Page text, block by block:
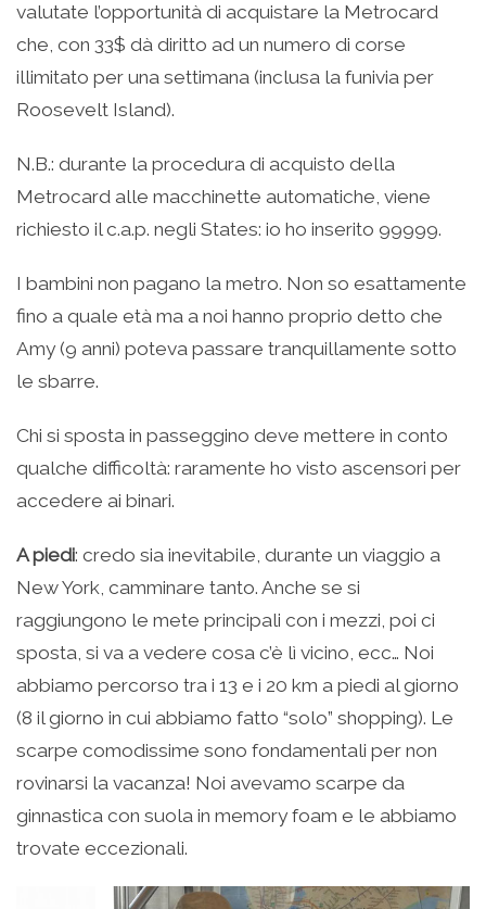
valutate l’opportunità di acquistare la Metrocard
che, con 33$ dà diritto ad un numero di corse
illimitato per una settimana (inclusa la funivia per
Roosevelt Island).
N.B.: durante la procedura di acquisto della
Metrocard alle macchinette automatiche, viene
richiesto il c.a.p. negli States: io ho inserito 99999.
I bambini non pagano la metro. Non so esattamente
fino a quale età ma a noi hanno proprio detto che
Amy (9 anni) poteva passare tranquillamente sotto
le sbarre.
Chi si sposta in passeggino deve mettere in conto
qualche difficoltà: raramente ho visto ascensori per
accedere ai binari.
A piedi: credo sia inevitabile, durante un viaggio a
New York, camminare tanto. Anche se si
raggiungono le mete principali con i mezzi, poi ci
sposta, si va a vedere cosa c’è lì vicino, ecc… Noi
abbiamo percorso tra i 13 e i 20 km a piedi al giorno
(8 il giorno in cui abbiamo fatto “solo” shopping). Le
scarpe comodissime sono fondamentali per non
rovinarsi la vacanza! Noi avevamo scarpe da
ginnastica con suola in memory foam e le abbiamo
trovate eccezionali.